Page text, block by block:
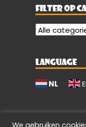
FILTER OP
LANGUAGE
NL
We gebruiken